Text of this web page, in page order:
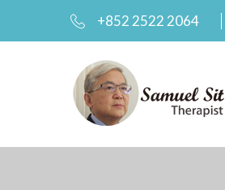
+852 2522 2064